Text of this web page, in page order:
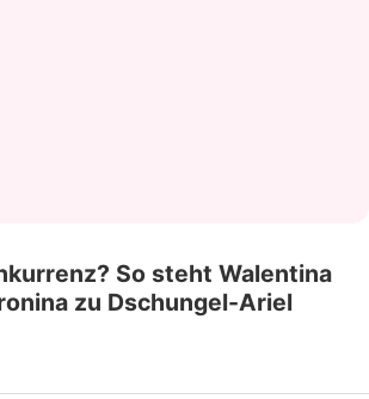
So steht Walentina
zu Dschungel-Ariel